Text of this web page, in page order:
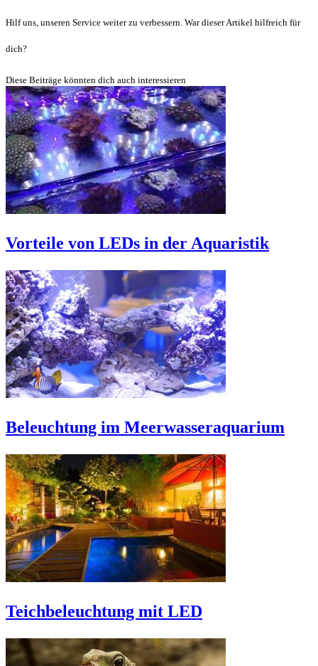
Hilf uns, unseren Service weiter zu verbessern. War dieser Artikel hilfreich für
dich?
Diese Beiträge könnten dich auch interessieren
Vorteile von LEDs in der Aquaristik
Beleuchtung im Meerwasseraquarium
Teichbeleuchtung mit LED